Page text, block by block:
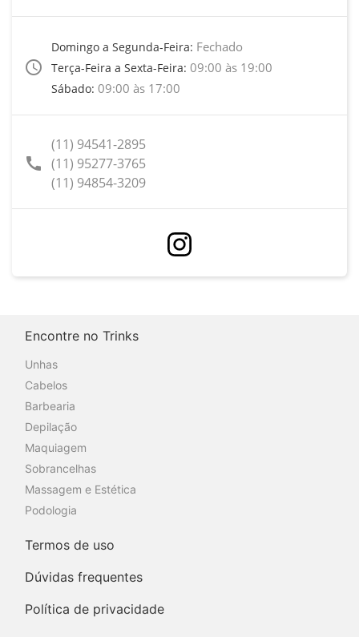
access_time
Domingo a Segunda-Feira: Fechado
Terça-Feira a Sexta-Feira: 09:00 às 19:00
Sábado: 09:00 às 17:00
call
(11) 94541-2895
(11) 95277-3765
(11) 94854-3209
Encontre no Trinks
Unhas
Cabelos
Barbearia
Depilação
Maquiagem
Sobrancelhas
Massagem e Estética
Podologia
Termos de uso
Dúvidas frequentes
Política de privacidade